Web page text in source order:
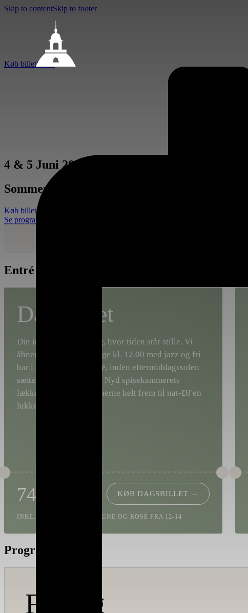
Skip to contentSkip to footer
Køb billetter →
4 & 5 Juni 2027 · Charlottenlund Slot
Sommerkoncerter på Slottet
Køb billet til 2027
Se programmet
Entré
Dagsbillet
Din invitation til en dag, hvor tiden står stille. Vi
åbner portene begge dage kl. 12.00 med jazz og fri
bar i champagne og rosé, inden eftermiddagssolen
sætter gang i musikken. Nyd spisekammerets
lækkerier under trækronerne helt frem til nat-DJ'en
lukker festen kl. 01.00.
745,- KØB DAGSBILLET →
INKL. FRI BAR I CHAMPAGNE OG ROSÉ FRA 12-14
Program 2026
Fredag